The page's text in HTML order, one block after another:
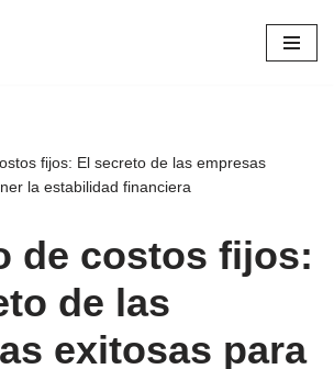
fijos: El secreto de las empresas
la estabilidad financiera
de costos fijos:
de las
exitosas para